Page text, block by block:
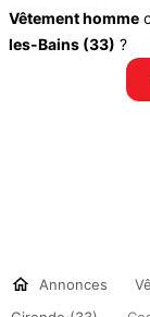
Vêtement homme
les-Bains (33) ?
Annonces